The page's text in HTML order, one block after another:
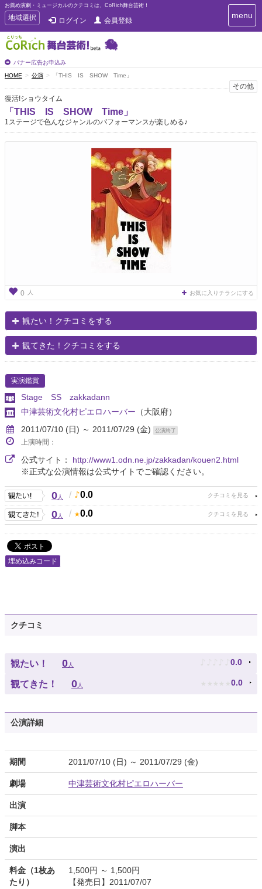
お薦め演劇・ミュージカルのクチコミは、CoRich舞台芸術！
T
o
g
g
e
n
a
v
a
地域選択 ログイン 会員登録
バナー広告お申込み
T
o
n
g
a
menu
HOME 公演 「THIS IS SHOW Time」
その他
復活!ショウタイム
「THIS IS SHOW Time」
1ステージで色んなジャンルのパフォーマンスが楽しめる♪
0 人 お気に入りチラシにする
観たい！クチコミをする
観てきた！クチコミをする
実演鑑賞
Stage SS zakkadann
中津芸術文化村ピエロハーバー （大阪府）
2011/07/10 (日) ～ 2011/07/29 (金)
公演終了
上演時間：
公式サイト： http://www1.odn.ne.jp/zakkadan/kouen2.html
※正式な公演情報は公式サイトでご確認ください。
0人 / 0.0
0人 / 0.0
埋め込みコード
クチコミ
観たい！ 0人 ♪ ♪ ♪ ♪ ♪ 0.0
観てきた！ 0人 ★ ★ ★ ★ ★ 0.0
公演詳細
期間 2011/07/10 (日) ～ 2011/07/29 (金)
劇場 中津芸術文化村ピエロハーバー
出演
脚本
演出
料金（1枚あ
たり）
1,500円 ～ 1,500円
【発売日】2011/07/07